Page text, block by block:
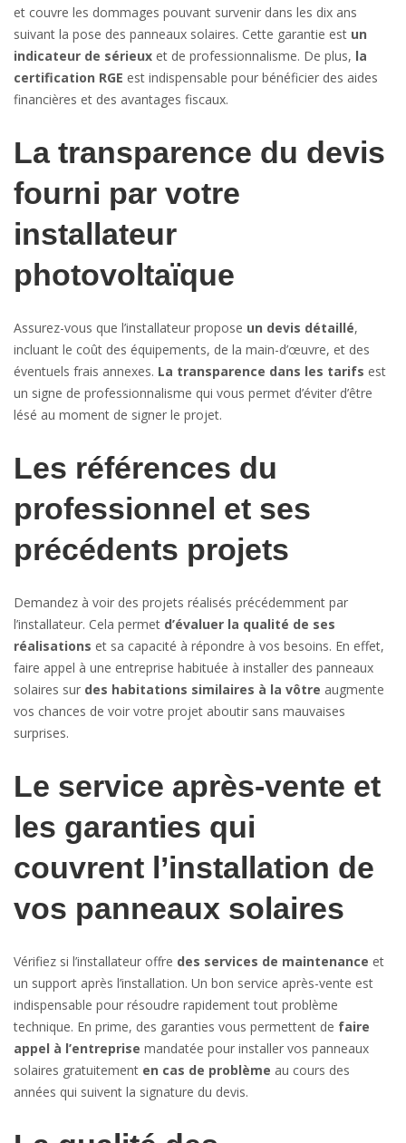
et couvre les dommages pouvant survenir dans les dix ans
suivant la pose des panneaux solaires. Cette garantie est un
indicateur de sérieux et de professionnalisme. De plus, la
certification RGE est indispensable pour bénéficier des aides
financières et des avantages fiscaux.
La transparence du devis
fourni par votre
installateur
photovoltaïque
Assurez-vous que l’installateur propose un devis détaillé,
incluant le coût des équipements, de la main-d’œuvre, et des
éventuels frais annexes. La transparence dans les tarifs est
un signe de professionnalisme qui vous permet d’éviter d’être
lésé au moment de signer le projet.
Les références du
professionnel et ses
précédents projets
Demandez à voir des projets réalisés précédemment par
l’installateur. Cela permet d’évaluer la qualité de ses
réalisations et sa capacité à répondre à vos besoins. En effet,
faire appel à une entreprise habituée à installer des panneaux
solaires sur des habitations similaires à la vôtre augmente
vos chances de voir votre projet aboutir sans mauvaises
surprises.
Le service après-vente et
les garanties qui
couvrent l’installation de
vos panneaux solaires
Vérifiez si l’installateur offre des services de maintenance et
un support après l’installation. Un bon service après-vente est
indispensable pour résoudre rapidement tout problème
technique. En prime, des garanties vous permettent de faire
appel à l’entreprise mandatée pour installer vos panneaux
solaires gratuitement en cas de problème au cours des
années qui suivent la signature du devis.